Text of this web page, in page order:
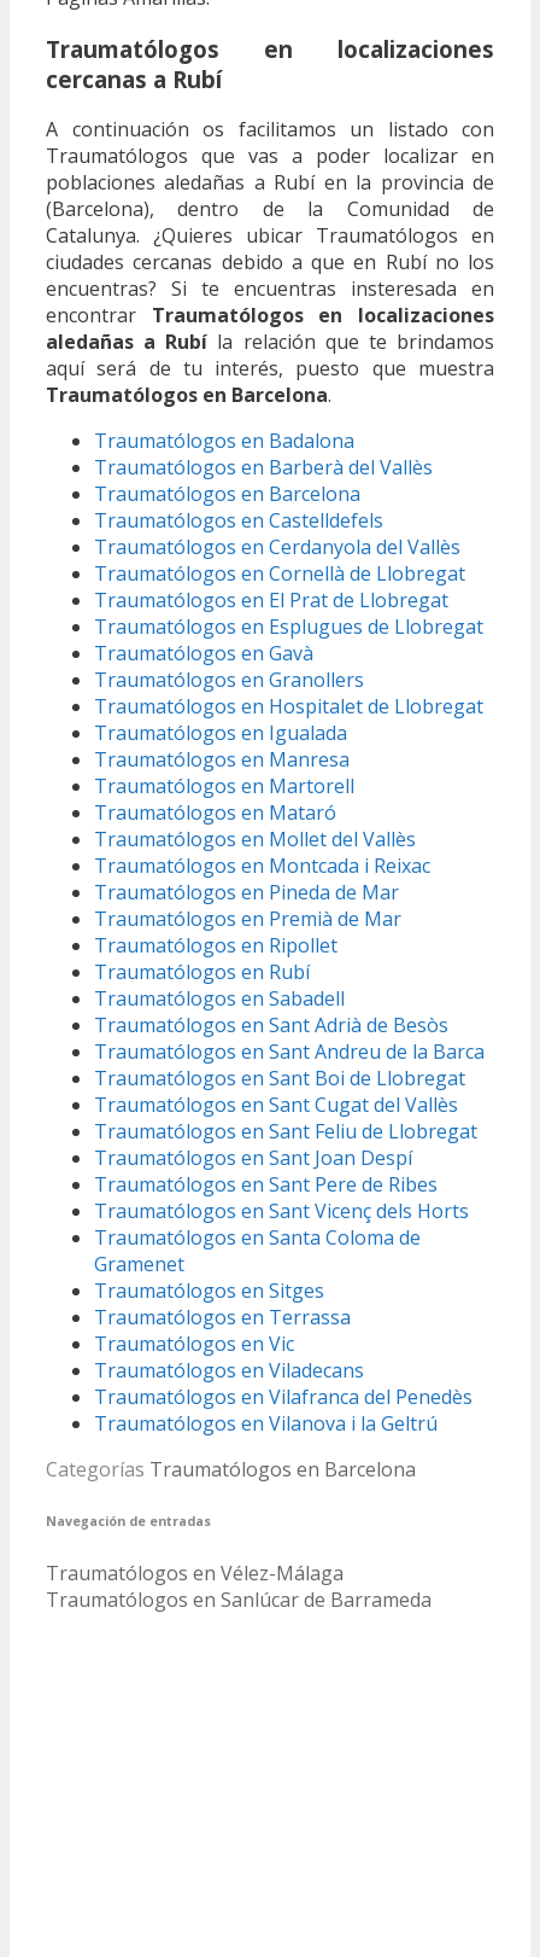
Traumatólogos en localizaciones
cercanas a Rubí
A continuación os facilitamos un listado con
Traumatólogos que vas a poder localizar en
poblaciones aledañas a Rubí en la provincia de
(Barcelona), dentro de la Comunidad de
Catalunya. ¿Quieres ubicar Traumatólogos en
ciudades cercanas debido a que en Rubí no los
encuentras? Si te encuentras insteresada en
encontrar Traumatólogos en localizaciones
aledañas a Rubí la relación que te brindamos
aquí será de tu interés, puesto que muestra
Traumatólogos en Barcelona.
Traumatólogos en Badalona
Traumatólogos en Barberà del Vallès
Traumatólogos en Barcelona
Traumatólogos en Castelldefels
Traumatólogos en Cerdanyola del Vallès
Traumatólogos en Cornellà de Llobregat
Traumatólogos en El Prat de Llobregat
Traumatólogos en Esplugues de Llobregat
Traumatólogos en Gavà
Traumatólogos en Granollers
Traumatólogos en Hospitalet de Llobregat
Traumatólogos en Igualada
Traumatólogos en Manresa
Traumatólogos en Martorell
Traumatólogos en Mataró
Traumatólogos en Mollet del Vallès
Traumatólogos en Montcada i Reixac
Traumatólogos en Pineda de Mar
Traumatólogos en Premià de Mar
Traumatólogos en Ripollet
Traumatólogos en Rubí
Traumatólogos en Sabadell
Traumatólogos en Sant Adrià de Besòs
Traumatólogos en Sant Andreu de la Barca
Traumatólogos en Sant Boi de Llobregat
Traumatólogos en Sant Cugat del Vallès
Traumatólogos en Sant Feliu de Llobregat
Traumatólogos en Sant Joan Despí
Traumatólogos en Sant Pere de Ribes
Traumatólogos en Sant Vicenç dels Horts
Traumatólogos en Santa Coloma de
Gramenet
Traumatólogos en Sitges
Traumatólogos en Terrassa
Traumatólogos en Vic
Traumatólogos en Viladecans
Traumatólogos en Vilafranca del Penedès
Traumatólogos en Vilanova i la Geltrú
Categorías Traumatólogos en Barcelona
Navegación de entradas
Traumatólogos en Vélez-Málaga
Traumatólogos en Sanlúcar de Barrameda